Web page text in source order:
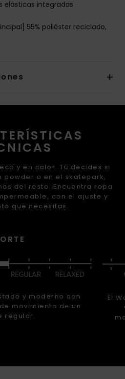
elásticas integradas
55% poliéster reciclado,
y en calor. Tú decides si
powder o en el skatepark,
del resto. Encuentra ropa
con el ajuste y
que necesitas.
y moderno con
movimiento de un
regular.
El